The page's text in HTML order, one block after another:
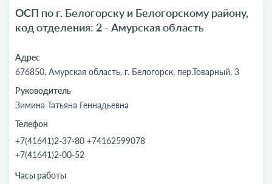
ОСП по г. Белогорску и Белогорскому району,
код отделения: 2 - Амурская область
Адрес
676850, Амурская область, г. Белогорск, пер.Товарный, 3
Руководитель
Зимина Татьяна Геннадьевна
Телефон
+7(41641)2-37-80 +74162599078
+7(41641)2-00-52
Часы работы